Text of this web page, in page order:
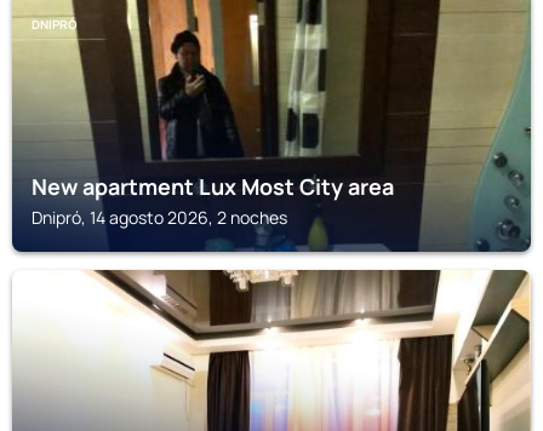
DNIPRÓ
New apartment Lux Most City area
Dnipró, 14 agosto 2026, 2 noches